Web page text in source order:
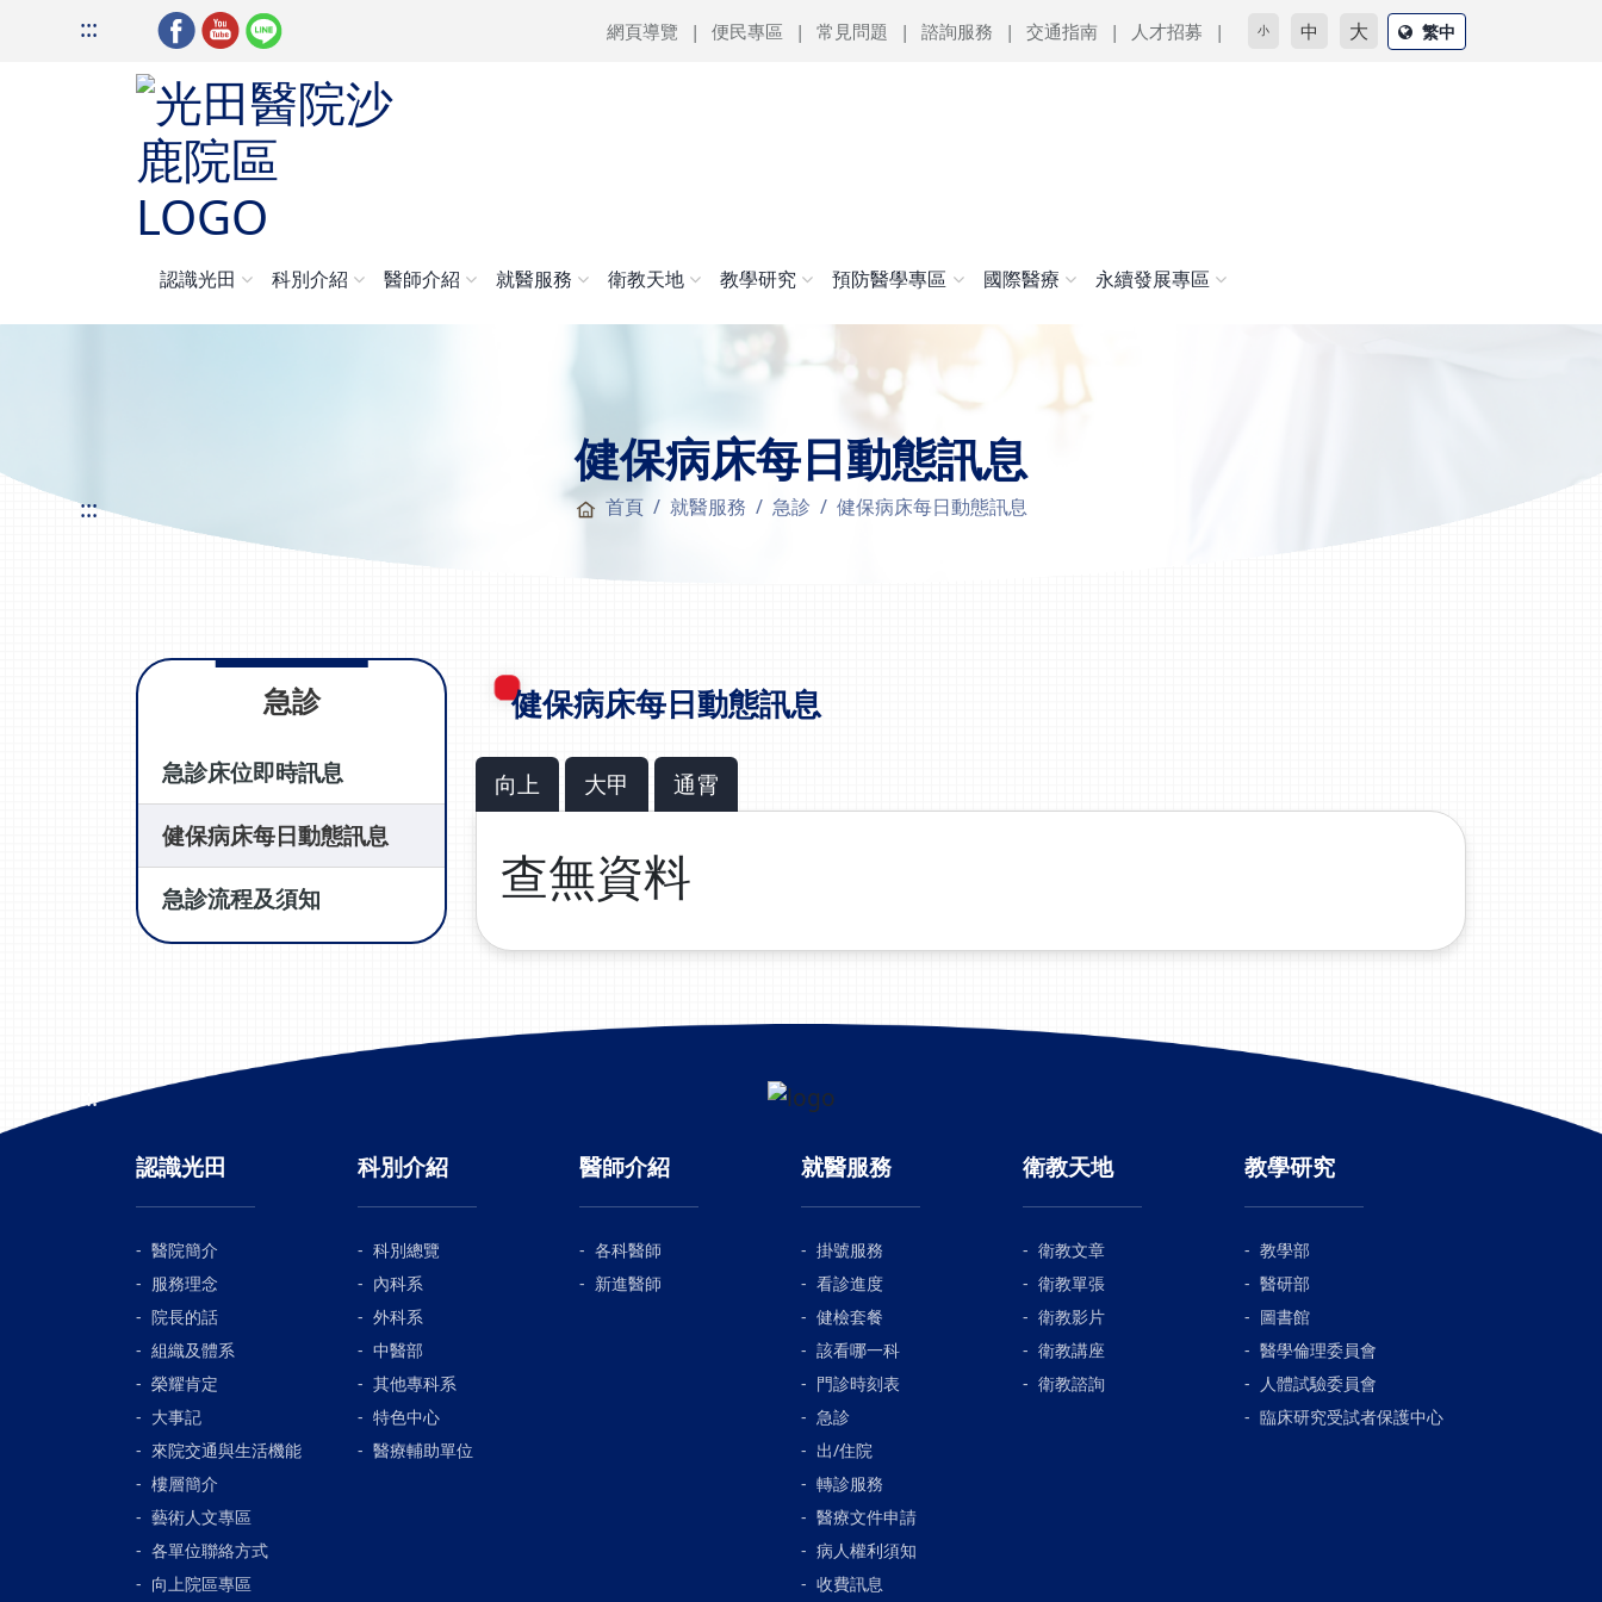
::: 網頁導覽 便民專區 常見問題 諮詢服務 交通指南 人才招募 小 中 大 繁中
認識光田 科別介紹 醫師介紹 就醫服務 衛教天地 教學研究 預防醫學專區 國際醫療 永續發展專區
健保病床每日動態訊息
::: 首頁 就醫服務 急診 健保病床每日動態訊息
急診
急診床位即時訊息
健保病床每日動態訊息
急診流程及須知
健保病床每日動態訊息
向上 大甲 通霄
查無資料
:::
認識光田
醫院簡介
服務理念
院長的話
組織及體系
榮耀肯定
大事記
來院交通與生活機能
樓層簡介
藝術人文專區
各單位聯絡方式
向上院區專區
科別介紹
科別總覽
內科系
外科系
中醫部
其他專科系
特色中心
醫療輔助單位
醫師介紹
各科醫師
新進醫師
就醫服務
掛號服務
看診進度
健檢套餐
該看哪一科
門診時刻表
急診
出/住院
轉診服務
醫療文件申請
病人權利須知
收費訊息
衛教天地
衛教文章
衛教單張
衛教影片
衛教講座
衛教諮詢
教學研究
教學部
醫研部
圖書館
醫學倫理委員會
人體試驗委員會
臨床研究受試者保護中心